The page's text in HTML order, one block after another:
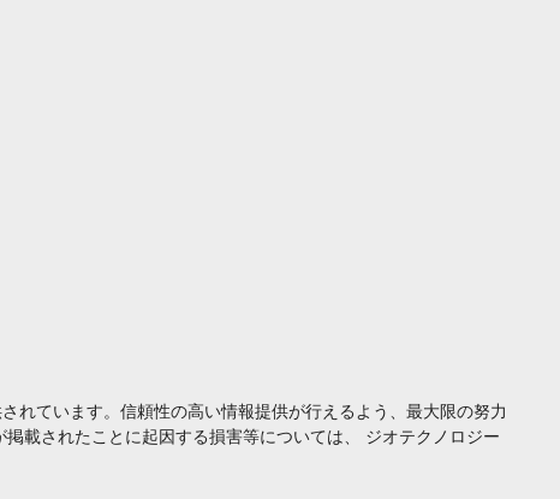
れています。信頼性の高い情報提供が行えるよう、最大限の努力
載されたことに起因する損害等については、 ジオテクノロジー